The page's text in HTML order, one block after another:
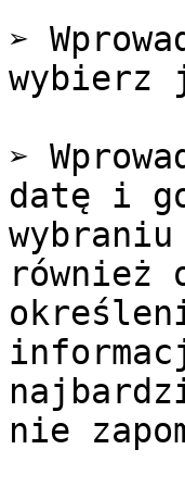
➢
➢
datę i
również
nie